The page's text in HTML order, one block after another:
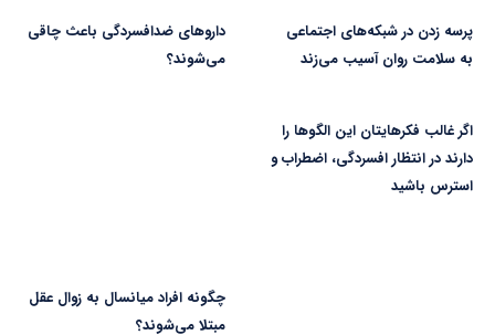
پرسه زدن در شبکه‌های اجتماعی
به سلامت روان آسیب می‌زند
دارو‌های ضدافسردگی باعث چاقی
می‌شوند؟
اگر غالب فکرهایتان این الگوها را
دارند در انتظار افسردگی، اضطراب و
استرس باشید
چگونه افراد میانسال به زوال عقل
مبتلا می‌شوند؟